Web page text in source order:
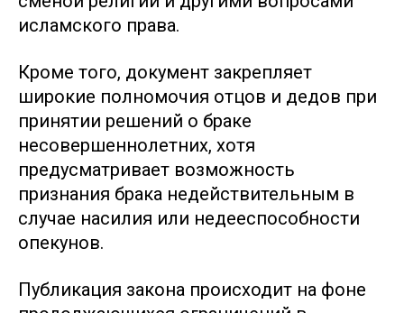
исламского права.
Кроме того, документ закрепляет
широкие полномочия отцов и дедов при
принятии решений о браке
несовершеннолетних, хотя
предусматривает возможность
признания брака недействительным в
случае насилия или недееспособности
опекунов.
Публикация закона происходит на фоне